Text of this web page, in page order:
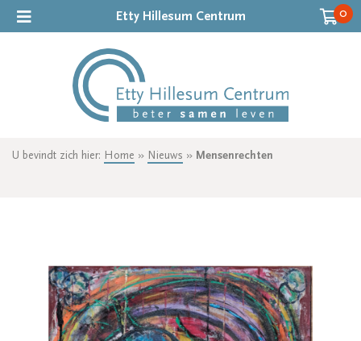
Etty Hillesum Centrum 0
U bevindt zich hier: Home » Nieuws » Mensenrechten